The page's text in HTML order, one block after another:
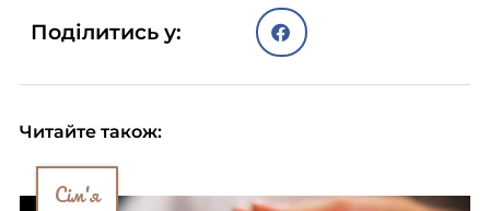
Поділитись у:
Читайте також:
Сім'я